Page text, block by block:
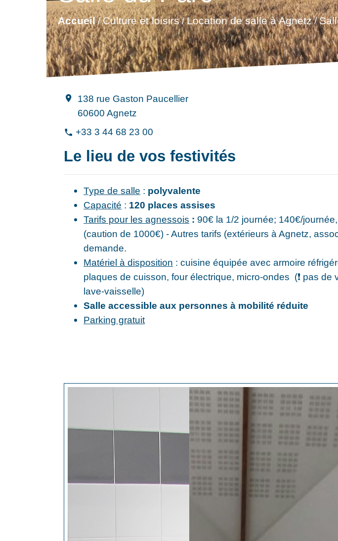
Accueil/Culture et loisirs/Location de salle à Agnetz/
location_on
138 rue Gaston Paucellier
60600 Agnetz
phone +33 3 44 68 23 00
Le lieu de vos festivités
Type de salle : polyvalente
Capacité : 120 places assises
Tarifs pour les agnessois : 90€ la 1/2 journée; 140€/
(caution de 1000€) - Autres tarifs (extérieurs à Agnetz,
demande.
Matériel à disposition : cuisine équipée avec armoire
plaques de cuisson, four électrique, micro-ondes (❗️ pas de
lave-vaisselle)
Salle accessible aux personnes à mobilité réduite
Parking gratuit